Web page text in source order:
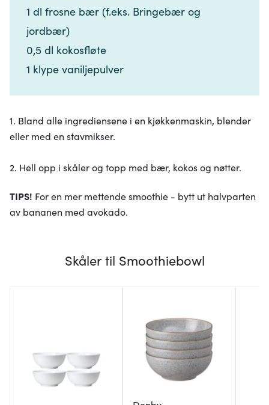
1 dl frosne bær (f.eks. Bringebær og
jordbær)​​​​‌ ‍ ​‍​‍‌‍ ‌ ​‍‌‍‍‌‌‍‌ ‌‍‍‌‌‍ ‍​‍​‍​ ‍‍​‍​‍‌ ​ ‌‍​‌‌‍ ‍‌‍‍‌‌ ‌​‌ ‍‌​‍ ‍‌‍‍‌‌‍ ​‍​‍​‍ ​​‍​‍‌‍‍​‌ ​‍‌‍‌‌‌‍‌‍​‍​‍​ ‍‍​‍​‍‌‍‍​‌ ‌​‌ ‌​‌ ​​‌ ​ ​ ‍‍​‍ ​‍ ‌‍​ ‌‍ ‌‌ ​ ​‍ ‍‌‍​ ‌‍‌‌‌ ​‍‌ ‌‍‌‍‌‌‌ ​‍‌‍​‌​‍ ‍‌ ​ ‌‍‌‌​‍ ‌ ​​‌ ​‍‌‍ ‌‍‌​‌ ‌‌‌‍​ ‌ ‌​‌‍‍‌‌‍ ‌‍ ‍​‍ ‌‍‍‌‌‍ ‍‌ ‌​‌‍‌‌‌‍ ‍‌ ‌​​‍ ‌‍‌‌‌‍‌​‌‍‍‌‌ ‌​​‍ ‌‍ ‌‌‍ ‌‍‌​‌‍‌‌​ ‌‌ ​​‌ ​‍‌‍‌‌‌ ​ ‌‍‌‌‌‍ ‍‌ ‌​‌‍​‌‌ ‌​‌‍‍‌‌‍ ‌‍ ‍​ ‍ ‌‍‍‌‌‍‌​​ ‌‌‍‍‌​ ​‌​ ‍​‌‍ ‍​‍ ‍​ ​ ‌‍​‍​ ​‍‌‍‌‍‌‍​ ​ ​‌​ ​​‌‍​‍​‍ ‌​ ‌‍‌‍​ ​ ​‍‌‍​ ​‍ ‌​ ‌​‌‍‌‌​ ‍​​ ‍‌​‍ ‌‌‍​‌‌‍​‌‌‍‌‌‌‍​ ​‍ ‌​ ​‍‌‍‌​‌‍​ ‌‍‌​‌‍‌​​ ​​​ ​​​ ‌​‌‍‌‍​ ‌​‌‍​‌‌‍‌​​‍ ‍‌‍ ‍‌‍ ​ ‍ ‌ ‌​‌ ‍‌‌ ​​‌‍‌‌​ ‌‌ ​​‌‍​‌‌‍‌ ‌‍‌‌​ ‍ ‌ ​​‌‍​‌‌ ‌​‌‍‍​​ ‌‌‍​‍‌‍ ​‌‍ ‌‍​ ‌‍‍ ‌ ​ ​‍‌‌​ ‌‌‌​​‍‌‌ ‌‍‍ ‌‍‌‌‌ ‍‌​‍‌‌​ ​ ‌​‌​​‍‌‌​ ​ ‌​‌​​‍‌‌​ ​‍​ ​‍​ ‌ ‌‍​‌‌‍‌‌‌‍​‌​ ‌‍​ ‍​‌‍​‍‌‍‌‍​‍ ‌​ ​‍​ ‌‌‌‍​‍‌‍​‍​‍ ‌​ ‌​​ ​‌​ ​‌‌‍​ ​‍ ‌​ ‍‌‌‍​‌‌‍​‍​ ‌‍​‍ ‌‌‍​‌​ ‌​​ ‍‌​ ‌‍​ ‌‌​ ‌​‌‍‌‌‌‍​‌​ ​ ‌‍‌‍‌‍​‌‌‍​‌​‍‌‌​ ​‍​ ​‍​‍‌‌​ ‌‌‌​‌​​‍ ‍‌‍​ ‌‍ ‌‍ ​‌ ‌‌‌‍ ‌‌‍ ‍‌ ​ ​‍‌‌​ ‌‌‌​​‍‌‌ ‌‍‍ ‌‍‌‌‌ ‍‌​‍‌‌​ ​ ‌​‌​​‍‌‌​ ​ ‌​‌​​‍‌‌​ ​‍​ ​‍​ ​‍‌‍​ ​ ‍​​ ‌‍​ ​​‌‍​‍​ ‌​​ ​‍‌‍‌‌​ ​​​ ‍‌​ ​​​‍‌‌​ ​‍​ ​‍​‍‌‌​ ‌‌‌​‌​​‍ ‍‌‍‍‌‌ ‌​‌‍‌‌‌‍ ‌‌ ​ ​‍‌‌​ ‌‌‌​​‍​ ​‍​‍‌‌​ ‌‌‌​‌​​ ‌‍​‍‌‍​‌‌ ​ ‌‍‌‌‌‌‌‌‌ ​‍‌‍ ​​ ‌‌‍‍​‌ ‌​‌ ‌​‌ ​​‌ ​ ​‍‌‌​ ​ ‌​​‌​‍‌‌​ ​‍‌​‌‍​‍‌‌​ ​‍‌​‌‍‌‍​ ‌‍ ‌‌ ​ ​‍ ‍‌‍​ ‌‍‌‌‌ ​‍‌ ‌‍‌‍‌‌‌ ​‍‌‍​‌​‍ ‍‌ ​ ‌‍‌‌​‍‌‍‌‍‍‌‌‍‌​​ ‌‌‍‍‌​ ​‌​ ‍​‌‍ ‍​‍ ‍​ ​ ‌‍​‍​ ​‍‌‍‌‍‌‍​ ​ ​‌​ ​​‌‍​‍​‍ ‌​ ‌‍‌‍​ ​ ​‍‌‍​ ​‍ ‌​ ‌​‌‍‌‌​ ‍​​ ‍‌​‍ ‌‌‍​‌‌‍​‌‌‍‌‌‌‍​ ​‍ ‌​ ​‍‌‍‌​‌‍​ ‌‍‌​‌‍‌​​ ​​​ ​​​ ‌​‌‍‌‍​ ‌​‌‍​‌‌‍‌​​‍ ‍‌‍ ‍‌‍ ​‍‌‍‌ ‌​‌ ‍‌‌ ​​‌‍‌‌​ ‌‌ ​​‌‍​‌‌‍‌ ‌‍‌‌​‍‌‍‌ ​​‌‍​‌‌ ‌​‌‍‍​​ ‌‌‍​‍‌‍ ​‌‍ ‌‍​ ‌‍‍ ‌ ​ ​‍‌‌​ ‌‌‌​​‍‌‌ ‌‍‍ ‌‍‌‌‌ ‍‌​‍‌‌​ ​ ‌​‌​​‍‌‌​ ​ ‌​‌​​‍‌‌​ ​‍​ ​‍​ ‌ ‌‍​‌‌‍‌‌‌‍​‌​ ‌‍​ ‍​‌‍​‍‌‍‌‍​‍ ‌​ ​‍​ ‌‌‌‍​‍‌‍​‍​‍ ‌​ ‌​​ ​‌​ ​‌‌‍​ ​‍ ‌​ ‍‌‌‍​‌‌‍​‍​ ‌‍​‍ ‌‌‍​‌​ ‌​​ ‍‌​ ‌‍​ ‌‌​ ‌​‌‍‌‌‌‍​‌​ ​ ‌‍‌‍‌‍​‌‌‍​‌​‍‌‌​ ​‍​ ​‍​‍‌‌​ ‌‌‌​‌​​‍ ‍‌‍​ ‌‍ ‌‍ ​‌ ‌‌‌‍ ‌‌‍ ‍‌ ​ ​‍‌‌​ ‌‌‌​​‍‌‌ ‌‍‍ ‌‍‌‌‌ ‍‌​‍‌‌​ ​ ‌​‌​​‍‌‌​ ​ ‌​‌​​‍‌‌​ ​‍​ ​‍​ ​‍‌‍​ ​ ‍​​ ‌‍​ ​​‌‍​‍​ ‌​​ ​‍‌‍‌‌​ ​​​ ‍‌​ ​​​‍‌‌​ ​‍​ ​‍​‍‌‌​ ‌‌‌​‌​​‍ ‍‌‍‍‌‌ ‌​‌‍‌‌‌‍ ‌‌ ​ ​‍‌‌​ ‌‌‌​​‍​ ​‍​‍‌‌​ ‌‌‌​‌​​‍‌‍‌ ‌ ‌‍ ‌ ​‍‌‍‍ ‌ ​ ‌ ​​‌‍​‌‌‍​ ‌‍‌‌​ ‌‌ ​​‌ ​‍‌‍ ‌‍‌​‌ ‌‌‌‍​ ‌ ‌​‌‍‍‌‌‍ ‌‍ ‍​‍‌‍‌ ​​‌‍‌‌‌ ​‍‌ ​ ‌ ​​‌‍‌‌‌‍​ ‌ ‌​‌‍‍‌‌ ‌‍‌‍‌‌​ ‌‌ ​​‌ ‌‌‌‍​‍‌‍ ​‌‍‍‌‌ ​ ‌‍‍​‌‍‌‌‌‍‌​​‍​‍‌ ‌
0,5 dl kokosfløte​​​​‌ ‍ ​‍​‍‌‍ ‌ ​‍‌‍‍‌‌‍‌ ‌‍‍‌‌‍ ‍​‍​‍​ ‍‍​‍​‍‌ ​ ‌‍​‌‌‍ ‍‌‍‍‌‌ ‌​‌ ‍‌​‍ ‍‌‍‍‌‌‍ ​‍​‍​‍ ​​‍​‍‌‍‍​‌ ​‍‌‍‌‌‌‍‌‍​‍​‍​ ‍‍​‍​‍‌‍‍​‌ ‌​‌ ‌​‌ ​​‌ ​ ​ ‍‍​‍ ​‍ ‌‍​ ‌‍ ‌‌ ​ ​‍ ‍‌‍​ ‌‍‌‌‌ ​‍‌ ‌‍‌‍‌‌‌ ​‍‌‍​‌​‍ ‍‌ ​ ‌‍‌‌​‍ ‌ ​​‌ ​‍‌‍ ‌‍‌​‌ ‌‌‌‍​ ‌ ‌​‌‍‍‌‌‍ ‌‍ ‍​‍ ‌‍‍‌‌‍ ‍‌ ‌​‌‍‌‌‌‍ ‍‌ ‌​​‍ ‌‍‌‌‌‍‌​‌‍‍‌‌ ‌​​‍ ‌‍ ‌‌‍ ‌‍‌​‌‍‌‌​ ‌‌ ​​‌ ​‍‌‍‌‌‌ ​ ‌‍‌‌‌‍ ‍‌ ‌​‌‍​‌‌ ‌​‌‍‍‌‌‍ ‌‍ ‍​ ‍ ‌‍‍‌‌‍‌​​ ‌‌‍‍‌​ ​‌​ ‍​‌‍ ‍​‍ ‍​ ​ ‌‍​‍​ ​‍‌‍‌‍‌‍​ ​ ​‌​ ​​‌‍​‍​‍ ‌​ ‌‍‌‍​ ​ ​‍‌‍​ ​‍ ‌​ ‌​‌‍‌‌​ ‍​​ ‍‌​‍ ‌‌‍​‌‌‍​‌‌‍‌‌‌‍​ ​‍ ‌​ ​‍‌‍‌​‌‍​ ‌‍‌​‌‍‌​​ ​​​ ​​​ ‌​‌‍‌‍​ ‌​‌‍​‌‌‍‌​​‍ ‍‌‍ ‍‌‍ ​ ‍ ‌ ‌​‌ ‍‌‌ ​​‌‍‌‌​ ‌‌ ​​‌‍​‌‌‍‌ ‌‍‌‌​ ‍ ‌ ​​‌‍​‌‌ ‌​‌‍‍​​ ‌‌‍​‍‌‍ ​‌‍ ‌‍​ ‌‍‍ ‌ ​ ​‍‌‌​ ‌‌‌​​‍‌‌ ‌‍‍ ‌‍‌‌‌ ‍‌​‍‌‌​ ​ ‌​‌​​‍‌‌​ ​ ‌​‌​​‍‌‌​ ​‍​ ​‍​ ‌ ‌‍​‌‌‍‌‌‌‍​‌​ ‌‍​ ‍​‌‍​‍‌‍‌‍​‍ ‌​ ​‍​ ‌‌‌‍​‍‌‍​‍​‍ ‌​ ‌​​ ​‌​ ​‌‌‍​ ​‍ ‌​ ‍‌‌‍​‌‌‍​‍​ ‌‍​‍ ‌‌‍​‌​ ‌​​ ‍‌​ ‌‍​ ‌‌​ ‌​‌‍‌‌‌‍​‌​ ​ ‌‍‌‍‌‍​‌‌‍​‌​‍‌‌​ ​‍​ ​‍​‍‌‌​ ‌‌‌​‌​​‍ ‍‌‍​ ‌‍ ‌‍ ​‌ ‌‌‌‍ ‌‌‍ ‍‌ ​ ​‍‌‌​ ‌‌‌​​‍‌‌ ‌‍‍ ‌‍‌‌‌ ‍‌​‍‌‌​ ​ ‌​‌​​‍‌‌​ ​ ‌​‌​​‍‌‌​ ​‍​ ​‍​ ​‍‌‍​ ​ ‍​​ ‌‍​ ​​‌‍​‍​ ‌​​ ​‍‌‍‌‌​ ​​​ ‍‌​ ​​​‍‌‌​ ​‍​ ​‍​‍‌‌​ ‌‌‌​‌​​‍ ‍‌‍‍‌‌ ‌​‌‍‌‌‌‍ ‌‌ ​ ​‍‌‌​ ‌‌‌​​‍​ ​ ​‍‌‌​ ‌‌‌​‌​​ ‌‍​‍‌‍​‌‌ ​ ‌‍‌‌‌‌‌‌‌ ​‍‌‍ ​​ ‌‌‍‍​‌ ‌​‌ ‌​‌ ​​‌ ​ ​‍‌‌​ ​ ‌​​‌​‍‌‌​ ​‍‌​‌‍​‍‌‌​ ​‍‌​‌‍‌‍​ ‌‍ ‌‌ ​ ​‍ ‍‌‍​ ‌‍‌‌‌ ​‍‌ ‌‍‌‍‌‌‌ ​‍‌‍​‌​‍ ‍‌ ​ ‌‍‌‌​‍‌‍‌‍‍‌‌‍‌​​ ‌‌‍‍‌​ ​‌​ ‍​‌‍ ‍​‍ ‍​ ​ ‌‍​‍​ ​‍‌‍‌‍‌‍​ ​ ​‌​ ​​‌‍​‍​‍ ‌​ ‌‍‌‍​ ​ ​‍‌‍​ ​‍ ‌​ ‌​‌‍‌‌​ ‍​​ ‍‌​‍ ‌‌‍​‌‌‍​‌‌‍‌‌‌‍​ ​‍ ‌​ ​‍‌‍‌​‌‍​ ‌‍‌​‌‍‌​​ ​​​ ​​​ ‌​‌‍‌‍​ ‌​‌‍​‌‌‍‌​​‍ ‍‌‍ ‍‌‍ ​‍‌‍‌ ‌​‌ ‍‌‌ ​​‌‍‌‌​ ‌‌ ​​‌‍​‌‌‍‌ ‌‍‌‌​‍‌‍‌ ​​‌‍​‌‌ ‌​‌‍‍​​ ‌‌‍​‍‌‍ ​‌‍ ‌‍​ ‌‍‍ ‌ ​ ​‍‌‌​ ‌‌‌​​‍‌‌ ‌‍‍ ‌‍‌‌‌ ‍‌​‍‌‌​ ​ ‌​‌​​‍‌‌​ ​ ‌​‌​​‍‌‌​ ​‍​ ​‍​ ‌ ‌‍​‌‌‍‌‌‌‍​‌​ ‌‍​ ‍​‌‍​‍‌‍‌‍​‍ ‌​ ​‍​ ‌‌‌‍​‍‌‍​‍​‍ ‌​ ‌​​ ​‌​ ​‌‌‍​ ​‍ ‌​ ‍‌‌‍​‌‌‍​‍​ ‌‍​‍ ‌‌‍​‌​ ‌​​ ‍‌​ ‌‍​ ‌‌​ ‌​‌‍‌‌‌‍​‌​ ​ ‌‍‌‍‌‍​‌‌‍​‌​‍‌‌​ ​‍​ ​‍​‍‌‌​ ‌‌‌​‌​​‍ ‍‌‍​ ‌‍ ‌‍ ​‌ ‌‌‌‍ ‌‌‍ ‍‌ ​ ​‍‌‌​ ‌‌‌​​‍‌‌ ‌‍‍ ‌‍‌‌‌ ‍‌​‍‌‌​ ​ ‌​‌​​‍‌‌​ ​ ‌​‌​​‍‌‌​ ​‍​ ​‍​ ​‍‌‍​ ​ ‍​​ ‌‍​ ​​‌‍​‍​ ‌​​ ​‍‌‍‌‌​ ​​​ ‍‌​ ​​​‍‌‌​ ​‍​ ​‍​‍‌‌​ ‌‌‌​‌​​‍ ‍‌‍‍‌‌ ‌​‌‍‌‌‌‍ ‌‌ ​ ​‍‌‌​ ‌‌‌​​‍​ ​ ​‍‌‌​ ‌‌‌​‌​​‍‌‍‌ ‌ ‌‍ ‌ ​‍‌‍‍ ‌ ​ ‌ ​​‌‍​‌‌‍​ ‌‍‌‌​ ‌‌ ​​‌ ​‍‌‍ ‌‍‌​‌ ‌‌‌‍​ ‌ ‌​‌‍‍‌‌‍ ‌‍ ‍​‍‌‍‌ ​​‌‍‌‌‌ ​‍‌ ​ ‌ ​​‌‍‌‌‌‍​ ‌ ‌​‌‍‍‌‌ ‌‍‌‍‌‌​ ‌‌ ​​‌ ‌‌‌‍​‍‌‍ ​‌‍‍‌‌ ​ ‌‍‍​‌‍‌‌‌‍‌​​‍​‍‌ ‌
1 klype vaniljepulver​​​​‌ ‍ ​‍​‍‌‍ ‌ ​‍‌‍‍‌‌‍‌ ‌‍‍‌‌‍ ‍​‍​‍​ ‍‍​‍​‍‌ ​ ‌‍​‌‌‍ ‍‌‍‍‌‌ ‌​‌ ‍‌​‍ ‍‌‍‍‌‌‍ ​‍​‍​‍ ​​‍​‍‌‍‍​‌ ​‍‌‍‌‌‌‍‌‍​‍​‍​ ‍‍​‍​‍‌‍‍​‌ ‌​‌ ‌​‌ ​​‌ ​ ​ ‍‍​‍ ​‍ ‌‍​ ‌‍ ‌‌ ​ ​‍ ‍‌‍​ ‌‍‌‌‌ ​‍‌ ‌‍‌‍‌‌‌ ​‍‌‍​‌​‍ ‍‌ ​ ‌‍‌‌​‍ ‌ ​​‌ ​‍‌‍ ‌‍‌​‌ ‌‌‌‍​ ‌ ‌​‌‍‍‌‌‍ ‌‍ ‍​‍ ‌‍‍‌‌‍ ‍‌ ‌​‌‍‌‌‌‍ ‍‌ ‌​​‍ ‌‍‌‌‌‍‌​‌‍‍‌‌ ‌​​‍ ‌‍ ‌‌‍ ‌‍‌​‌‍‌‌​ ‌‌ ​​‌ ​‍‌‍‌‌‌ ​ ‌‍‌‌‌‍ ‍‌ ‌​‌‍​‌‌ ‌​‌‍‍‌‌‍ ‌‍ ‍​ ‍ ‌‍‍‌‌‍‌​​ ‌‌‍‍‌​ ​‌​ ‍​‌‍ ‍​‍ ‍​ ​ ‌‍​‍​ ​‍‌‍‌‍‌‍​ ​ ​‌​ ​​‌‍​‍​‍ ‌​ ‌‍‌‍​ ​ ​‍‌‍​ ​‍ ‌​ ‌​‌‍‌‌​ ‍​​ ‍‌​‍ ‌‌‍​‌‌‍​‌‌‍‌‌‌‍​ ​‍ ‌​ ​‍‌‍‌​‌‍​ ‌‍‌​‌‍‌​​ ​​​ ​​​ ‌​‌‍‌‍​ ‌​‌‍​‌‌‍‌​​‍ ‍‌‍ ‍‌‍ ​ ‍ ‌ ‌​‌ ‍‌‌ ​​‌‍‌‌​ ‌‌ ​​‌‍​‌‌‍‌ ‌‍‌‌​ ‍ ‌ ​​‌‍​‌‌ ‌​‌‍‍​​ ‌‌‍​‍‌‍ ​‌‍ ‌‍​ ‌‍‍ ‌ ​ ​‍‌‌​ ‌‌‌​​‍‌‌ ‌‍‍ ‌‍‌‌‌ ‍‌​‍‌‌​ ​ ‌​‌​​‍‌‌​ ​ ‌​‌​​‍‌‌​ ​‍​ ​‍​ ‌ ‌‍​‌‌‍‌‌‌‍​‌​ ‌‍​ ‍​‌‍​‍‌‍‌‍​‍ ‌​ ​‍​ ‌‌‌‍​‍‌‍​‍​‍ ‌​ ‌​​ ​‌​ ​‌‌‍​ ​‍ ‌​ ‍‌‌‍​‌‌‍​‍​ ‌‍​‍ ‌‌‍​‌​ ‌​​ ‍‌​ ‌‍​ ‌‌​ ‌​‌‍‌‌‌‍​‌​ ​ ‌‍‌‍‌‍​‌‌‍​‌​‍‌‌​ ​‍​ ​‍​‍‌‌​ ‌‌‌​‌​​‍ ‍‌‍​ ‌‍ ‌‍ ​‌ ‌‌‌‍ ‌‌‍ ‍‌ ​ ​‍‌‌​ ‌‌‌​​‍‌‌ ‌‍‍ ‌‍‌‌‌ ‍‌​‍‌‌​ ​ ‌​‌​​‍‌‌​ ​ ‌​‌​​‍‌‌​ ​‍​ ​‍​ ​‍‌‍​ ​ ‍​​ ‌‍​ ​​‌‍​‍​ ‌​​ ​‍‌‍‌‌​ ​​​ ‍‌​ ​​​‍‌‌​ ​‍​ ​‍​‍‌‌​ ‌‌‌​‌​​‍ ‍‌‍‍‌‌ ‌​‌‍‌‌‌‍ ‌‌ ​ ​‍‌‌​ ‌‌‌​​‍​ ‌​​‍‌‌​ ‌‌‌​‌​​ ‌‍​‍‌‍​‌‌ ​ ‌‍‌‌‌‌‌‌‌ ​‍‌‍ ​​ ‌‌‍‍​‌ ‌​‌ ‌​‌ ​​‌ ​ ​‍‌‌​ ​ ‌​​‌​‍‌‌​ ​‍‌​‌‍​‍‌‌​ ​‍‌​‌‍‌‍​ ‌‍ ‌‌ ​ ​‍ ‍‌‍​ ‌‍‌‌‌ ​‍‌ ‌‍‌‍‌‌‌ ​‍‌‍​‌​‍ ‍‌ ​ ‌‍‌‌​‍‌‍‌‍‍‌‌‍‌​​ ‌‌‍‍‌​ ​‌​ ‍​‌‍ ‍​‍ ‍​ ​ ‌‍​‍​ ​‍‌‍‌‍‌‍​ ​ ​‌​ ​​‌‍​‍​‍ ‌​ ‌‍‌‍​ ​ ​‍‌‍​ ​‍ ‌​ ‌​‌‍‌‌​ ‍​​ ‍‌​‍ ‌‌‍​‌‌‍​‌‌‍‌‌‌‍​ ​‍ ‌​ ​‍‌‍‌​‌‍​ ‌‍‌​‌‍‌​​ ​​​ ​​​ ‌​‌‍‌‍​ ‌​‌‍​‌‌‍‌​​‍ ‍‌‍ ‍‌‍ ​‍‌‍‌ ‌​‌ ‍‌‌ ​​‌‍‌‌​ ‌‌ ​​‌‍​‌‌‍‌ ‌‍‌‌​‍‌‍‌ ​​‌‍​‌‌ ‌​‌‍‍​​ ‌‌‍​‍‌‍ ​‌‍ ‌‍​ ‌‍‍ ‌ ​ ​‍‌‌​ ‌‌‌​​‍‌‌ ‌‍‍ ‌‍‌‌‌ ‍‌​‍‌‌​ ​ ‌​‌​​‍‌‌​ ​ ‌​‌​​‍‌‌​ ​‍​ ​‍​ ‌ ‌‍​‌‌‍‌‌‌‍​‌​ ‌‍​ ‍​‌‍​‍‌‍‌‍​‍ ‌​ ​‍​ ‌‌‌‍​‍‌‍​‍​‍ ‌​ ‌​​ ​‌​ ​‌‌‍​ ​‍ ‌​ ‍‌‌‍​‌‌‍​‍​ ‌‍​‍ ‌‌‍​‌​ ‌​​ ‍‌​ ‌‍​ ‌‌​ ‌​‌‍‌‌‌‍​‌​ ​ ‌‍‌‍‌‍​‌‌‍​‌​‍‌‌​ ​‍​ ​‍​‍‌‌​ ‌‌‌​‌​​‍ ‍‌‍​ ‌‍ ‌‍ ​‌ ‌‌‌‍ ‌‌‍ ‍‌ ​ ​‍‌‌​ ‌‌‌​​‍‌‌ ‌‍‍ ‌‍‌‌‌ ‍‌​‍‌‌​ ​ ‌​‌​​‍‌‌​ ​ ‌​‌​​‍‌‌​ ​‍​ ​‍​ ​‍‌‍​ ​ ‍​​ ‌‍​ ​​‌‍​‍​ ‌​​ ​‍‌‍‌‌​ ​​​ ‍‌​ ​​​‍‌‌​ ​‍​ ​‍​‍‌‌​ ‌‌‌​‌​​‍ ‍‌‍‍‌‌ ‌​‌‍‌‌‌‍ ‌‌ ​ ​‍‌‌​ ‌‌‌​​‍​ ‌​​‍‌‌​ ‌‌‌​‌​​‍‌‍‌ ‌ ‌‍ ‌ ​‍‌‍‍ ‌ ​ ‌ ​​‌‍​‌‌‍​ ‌‍‌‌​ ‌‌ ​​‌ ​‍‌‍ ‌‍‌​‌ ‌‌‌‍​ ‌ ‌​‌‍‍‌‌‍ ‌‍ ‍​‍‌‍‌ ​​‌‍‌‌‌ ​‍‌ ​ ‌ ​​‌‍‌‌‌‍​ ‌ ‌​‌‍‍‌‌ ‌‍‌‍‌‌​ ‌‌ ​​‌ ‌‌‌‍​‍‌‍ ​‌‍‍‌‌ ​ ‌‍‍​‌‍‌‌‌‍‌​​‍​‍‌ ‌
1. Bland alle ingrediensene i en kjøkkenmaskin, blender
eller med en stavmikser.
2. Hell opp i skåler og topp med bær, kokos og nøtter.
TIPS! For en mer mettende smoothie - bytt ut halvparten
av bananen med avokado.
Skåler til Smoothiebowl